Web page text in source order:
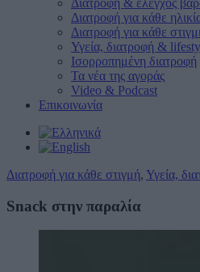
Διατροφή & έλεγχος
Διατροφή για κάθε
Διατροφή για κάθε
Υγεία, διατροφή &
Ισορροπημένη διατροφή
Τα νέα της αγοράς
Video & Podcast
Επικοινωνία
Διατροφή για κάθε στιγμή, Υγεία,
Snack στην παραλία